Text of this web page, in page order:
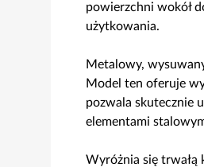
powierzchni wokół
użytkowania.
Metalowy,
Model ten oferuje
pozwala skutecznie
elementami
Wyróżnia się trwałą